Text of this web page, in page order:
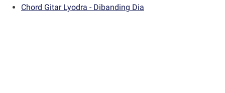
Chord Gitar Lyodra - Dibanding Dia